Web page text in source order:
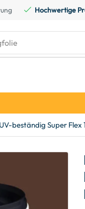
Hochwertige
beständig Super Flex